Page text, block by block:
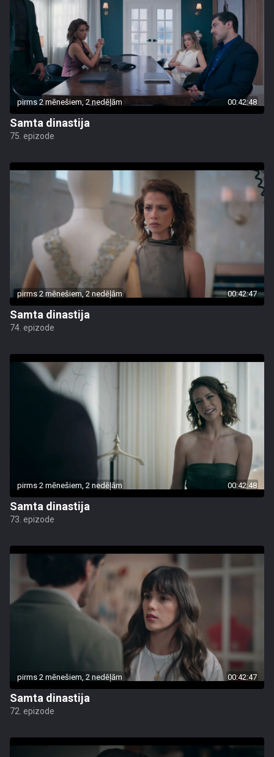
pirms 2 mēnešiem, 2 nedēļām 00:42:48
Samta dinastija
75. epizode
pirms 2 mēnešiem, 2 nedēļām 00:42:47
Samta dinastija
74. epizode
pirms 2 mēnešiem, 2 nedēļām 00:42:48
Samta dinastija
73. epizode
pirms 2 mēnešiem, 2 nedēļām 00:42:47
Samta dinastija
72. epizode